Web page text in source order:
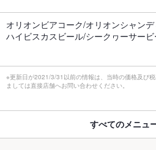
オリオンビアコーク/オリオンシャン
ハイビスカスビール/シークヮーサー
※更新日が2021/3/31以前の情報は、当時の価格及び
ましては直接店舗へお問い合わせください。
すべてのメニュ